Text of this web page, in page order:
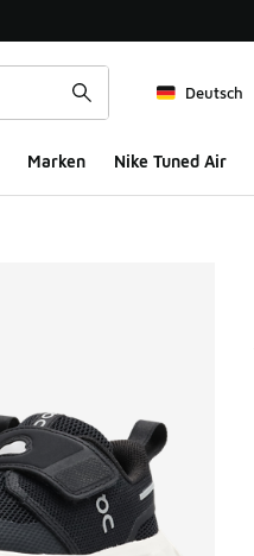
Deutsch
Marken Nike Tuned Air